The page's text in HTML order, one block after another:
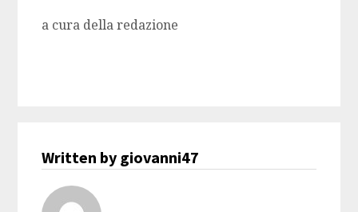
a cura della redazione
Written by giovanni47